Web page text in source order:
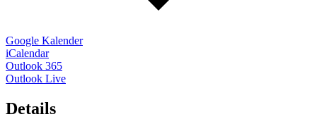
Google Kalender
iCalendar
Outlook 365
Outlook Live
Details